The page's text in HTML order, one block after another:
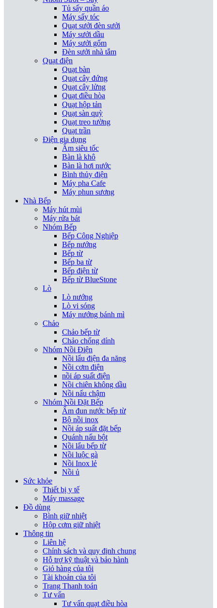
Tủ sấy quần áo
Máy sấy tóc
Quạt sưởi đèn sưởi
Máy sưởi dầu
Máy sưởi gốm
Đèn sưởi nhà tắm
Quạt điện
Quạt bàn
Quạt cây đứng
Quạt cây lửng
Quạt điều hòa
Quạt hộp tản
Quạt sàn quỳ
Quạt treo tường
Quạt trần
Điện gia dụng
Ấm siêu tốc
Bàn là khô
Bàn là hơi nước
Bình thủy điện
Máy pha Cafe
Máy phun sương
Nhà Bếp
Máy hút mùi
Máy rửa bát
Nhóm Bếp
Bếp Công Nghiệp
Bếp nướng
Bếp từ
Bếp ba từ
Bếp điện từ
Bếp từ BlueStone
Lò
Lò nướng
Lò vi sóng
Máy nướng bánh mì
Chảo
Chảo bếp từ
Chảo chống dính
Nhóm Nồi Điện
Nồi lẩu điện đa năng
Nồi cơm điện
nồi áp suất điện
Nồi chiên không dầu
Nồi nấu chậm
Nhóm Nồi Đặt Bếp
Ấm đun nước bếp từ
Bộ nồi inox
Nồi áp suất đặt bếp
Quánh nấu bột
Nồi lẩu bếp từ
Nồi luộc gà
Nồi Inox lẻ
Nồi ủ
Sức khỏe
Thiết bị y tế
Máy massage
Đồ dùng
Bình giữ nhiệt
Hộp cơm giữ nhiệt
Thông tin
Liên hệ
Chính sách và quy định chung
Hỗ trợ kỹ thuật và bảo hành
Giỏ hàng của tôi
Tài khoản của tôi
Trang Thanh toán
Tư vấn
Tư vấn quạt điều hòa